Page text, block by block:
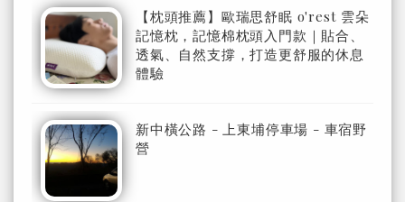
【枕頭推薦】歐瑞思舒眠 o'rest 雲朵
記憶枕，記憶棉枕頭入門款｜貼合、
透氣、自然支撐，打造更舒服的休息
體驗
新中橫公路 - 上東埔停車場 - 車宿野
營